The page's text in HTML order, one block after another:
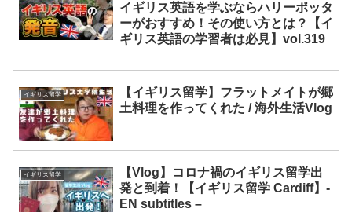
イギリス英語を学ぶならハリーポッタ
ーがおすすめ！その使い方とは？【イ
ギリス英語の学習者は必見】vol.319
イギリス留学
【イギリス留学】フラットメイトが郷
土料理を作ってくれた / 海外生活Vlog
イギリス留学
【Vlog】コロナ禍のイギリス留学出
発と到着！【イギリス留学 Cardiff】-
EN subtitles –